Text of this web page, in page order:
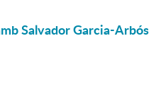
Salvador Garcia-Arbós